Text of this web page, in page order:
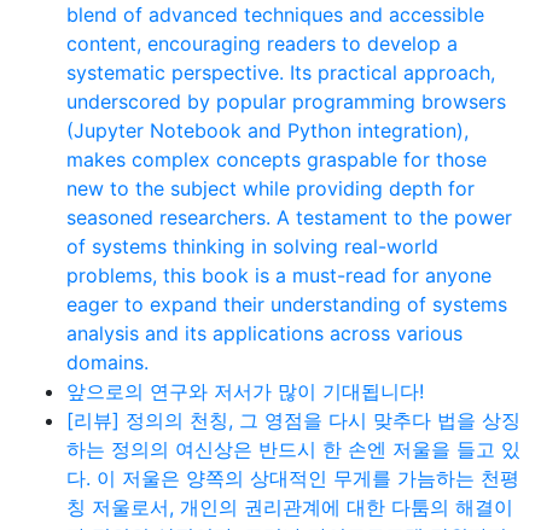
blend of advanced techniques and accessible
content, encouraging readers to develop a
systematic perspective. Its practical approach,
underscored by popular programming browsers
(Jupyter Notebook and Python integration),
makes complex concepts graspable for those
new to the subject while providing depth for
seasoned researchers. A testament to the power
of systems thinking in solving real-world
problems, this book is a must-read for anyone
eager to expand their understanding of systems
analysis and its applications across various
domains.
앞으로의 연구와 저서가 많이 기대됩니다!
[리뷰] 정의의 천칭, 그 영점을 다시 맞추다 법을 상징
하는 정의의 여신상은 반드시 한 손엔 저울을 들고 있
다. 이 저울은 양쪽의 상대적인 무게를 가늠하는 천평
칭 저울로서, 개인의 권리관계에 대한 다툼의 해결이